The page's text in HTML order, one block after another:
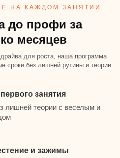
НА КАЖДОМ ЗАНЯТИИ
до профи за
месяцев
для роста, наша программа
сроки без лишней рутины и теории.
занятия
лишней теории с веселым и
и зажимы